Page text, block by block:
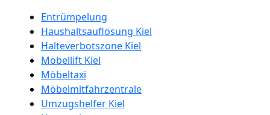
Entrümpelung
Haushaltsauflösung Kiel
Halteverbotszone Kiel
Möbellift Kiel
Möbeltaxi
Möbelmitfahrzentrale
Umzugshelfer Kiel